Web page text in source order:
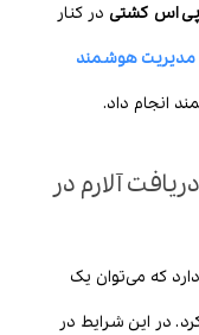
اس کشتی در کنار
مدیریت هوشمند
انجام داد.
آلارم در
که می‌توان یک
در این شرایط در